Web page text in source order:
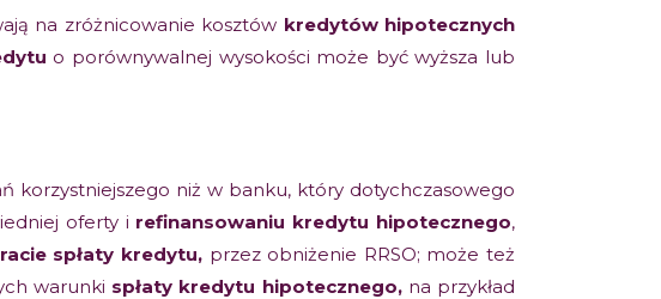
na zróżnicowanie kosztów kredytów hipotecznych
o porównywalnej wysokości może być wyższa lub
korzystniejszego niż w banku, który dotychczasowego
oferty i refinansowaniu kredytu hipotecznego,
spłaty kredytu, przez obniżenie RRSO; może też
warunki spłaty kredytu hipotecznego, na przykład